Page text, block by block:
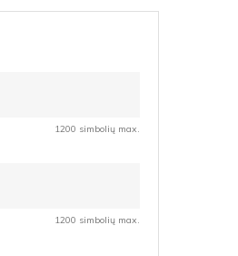
1200 simbolių max.
1200 simbolių max.